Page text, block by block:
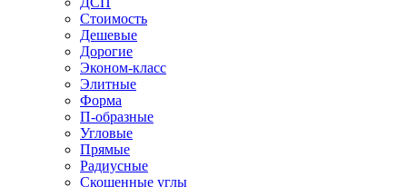
Стоимость
Дешевые
Дорогие
Эконом-класс
Элитные
Форма
П-образные
Угловые
Прямые
Радиусные
Скошенные углы